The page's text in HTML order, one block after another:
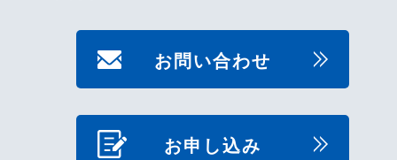
お問い合わせ
お申し込み